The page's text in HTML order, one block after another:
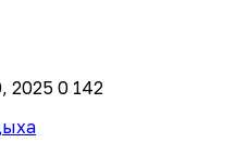
2025 0 142